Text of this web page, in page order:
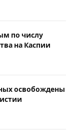
по числу
на Каспии
освобождены